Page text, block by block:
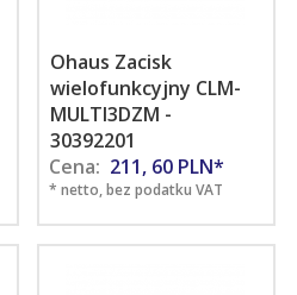
Ohaus Zacisk
wielofunkcyjny CLM-
MULTI3DZM -
30392201
Cena: 211, 60 PLN*
* netto, bez podatku VAT